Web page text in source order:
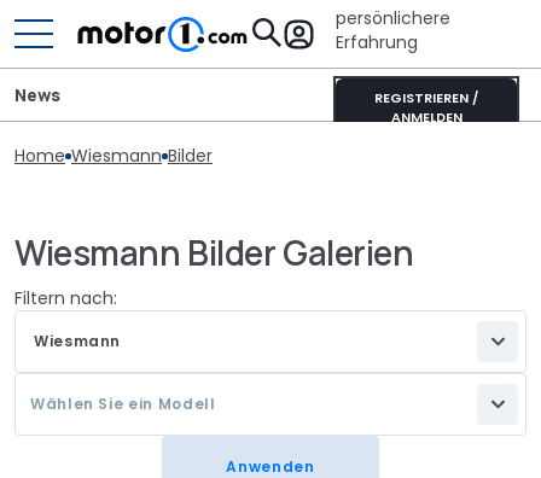
persönlichere
Erfahrung
REGISTRIEREN /
ANMELDEN
News
Home Wiesmann Bilder
Wiesmann Bilder Galerien
Filtern nach:
Wiesmann
Wählen Sie ein Modell